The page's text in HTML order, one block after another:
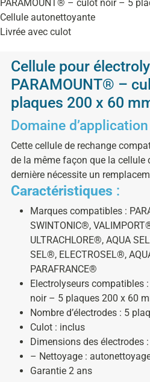
PARAMOUNT® – culot noir – 5
Cellule autonettoyante
Livrée avec culot
Cellule pour
PARAMOUNT® –
plaques 200 x 60
Domaine
Cette cellule de rechange
de la même façon que la cellule
dernière nécessite un
Caractéristiques :
Marques compatibles :
SWINTONIC®,
ULTRACHLORE®, AQUA
SEL®, ELECTROSEL®,
PARAFRANCE®
Electrolyseurs compatibles
noir – 5 plaques 200 x 60
Nombre d’électrodes : 5
Culot : inclus
Dimensions des électrodes
– Nettoyage :
Garantie 2 ans